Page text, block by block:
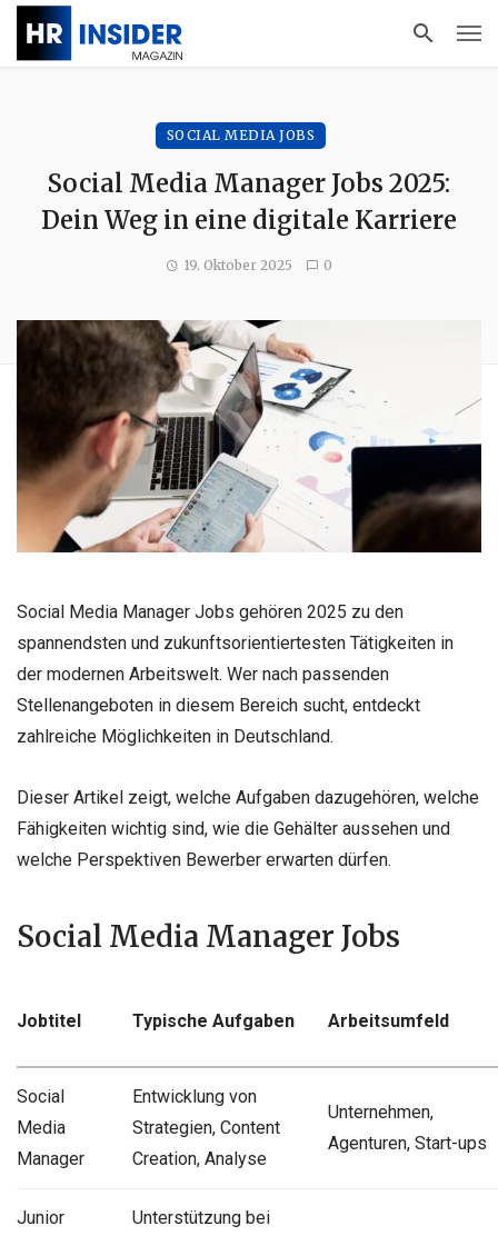
SOCIAL MEDIA JOBS
Social Media Manager Jobs 2025:
Dein Weg in eine digitale Karriere
19. Oktober 2025 0
Social Media Manager Jobs gehören 2025 zu den
spannendsten und zukunftsorientiertesten Tätigkeiten in
der modernen Arbeitswelt. Wer nach passenden
Stellenangeboten in diesem Bereich sucht, entdeckt
zahlreiche Möglichkeiten in Deutschland.
Dieser Artikel zeigt, welche Aufgaben dazugehören, welche
Fähigkeiten wichtig sind, wie die Gehälter aussehen und
welche Perspektiven Bewerber erwarten dürfen.
Social Media Manager Jobs
Jobtitel Typische Aufgaben Arbeitsumfeld
Social
Media
Manager
Entwicklung von
Strategien, Content
Creation, Analyse
Unternehmen,
Agenturen, Start-ups
Junior
Unterstützung bei